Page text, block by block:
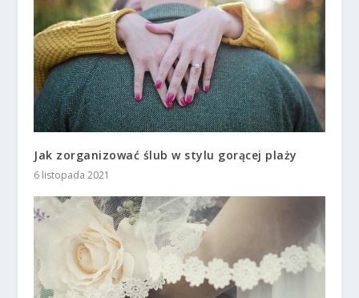
Jak zorganizować ślub w stylu gorącej plaży
6 listopada 2021